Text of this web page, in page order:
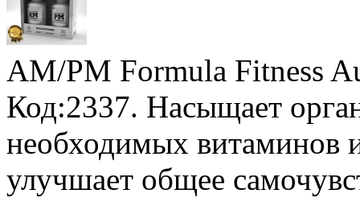
AM/PM Formula Fitness
Код:2337. Насыщает
необходимых витаминов
улучшает общее